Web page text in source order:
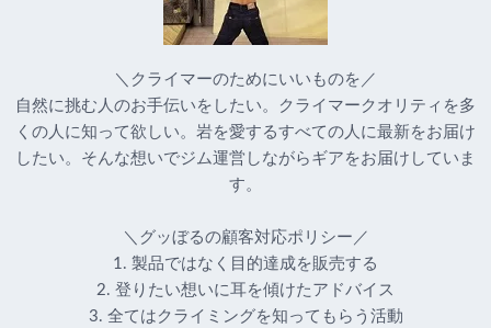
＼クライマーのためにいいものを／
自然に挑む人のお手伝いをしたい。クライマークオリティを多
くの人に知って欲しい。岩を愛するすべての人に最新をお届け
したい。そんな想いでジム運営しながらギアをお届けしていま
す。
＼グッぼるの顧客対応ポリシー／
1. 製品ではなく目的達成を販売する
2. 登りたい想いに耳を傾けたアドバイス
3. 全てはクライミングを知ってもらう活動